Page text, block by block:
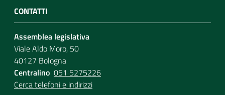
CONTATTI
Assemblea legislativa
Viale Aldo Moro, 50
40127 Bologna
Centralino 051 5275226
Cerca telefoni e indirizzi